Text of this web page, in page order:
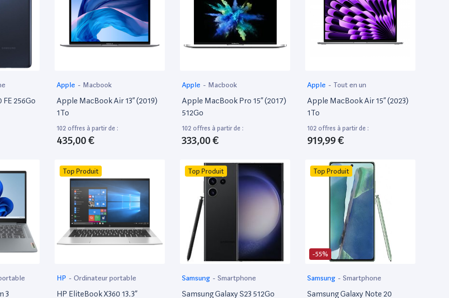
FE 256Go
Apple - Macbook
Apple MacBook Air 13” (2019)
1To
102 offres à partir de :
435,00 €
Apple - Macbook
Apple MacBook Pro 15” (2017)
512Go
102 offres à partir de :
333,00 €
Apple - Tout en un
Apple MacBook Air 15” (2023)
1To
102 offres à partir de :
919,99 €
3
Top Produit
HP - Ordinateur portable
HP EliteBook X360 13.3”
Top Produit
Samsung - Smartphone
Samsung Galaxy S23 512Go
-55%
Top Produit
Samsung - Smartphone
Samsung Galaxy Note 20